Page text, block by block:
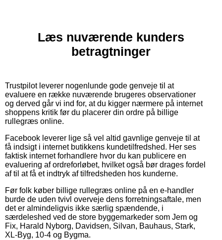
Læs nuværende kunders
betragtninger
Trustpilot leverer nogenlunde gode genveje til at
evaluere en række nuværende brugeres observationer
og derved går vi ind for, at du kigger nærmere på internet
shoppens kritik før du placerer din ordre på billige
rullegræs online.
Facebook leverer lige så vel altid gavnlige genveje til at
få indsigt i internet butikkens kundetilfredshed. Her ses
faktisk internet forhandlere hvor du kan publicere en
evaluering af ordreforløbet, hvilket også bør drages fordel
af til at få et indtryk af tilfredsheden hos kunderne.
Før folk køber billige rullegræs online på en e-handler
burde de uden tvivl overveje dens forretningsaftale, men
det er almindeligvis ikke særlig spændende, i
særdeleshed ved de store byggemarkeder som Jem og
Fix, Harald Nyborg, Davidsen, Silvan, Bauhaus, Stark,
XL-Byg, 10-4 og Bygma.